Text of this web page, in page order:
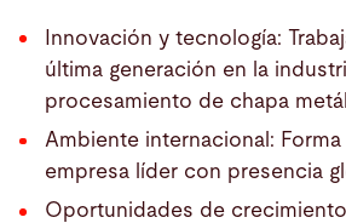
Innovación y tecnología:
última generación en la
procesamiento de chapa
Ambiente internacional:
empresa líder con presencia
Oportunidades de